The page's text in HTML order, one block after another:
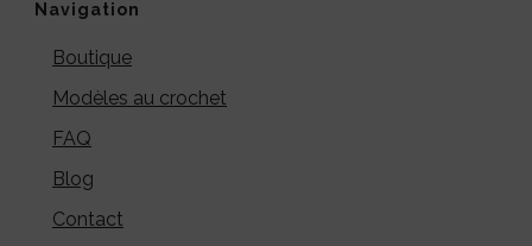
Navigation
Boutique
Modèles au crochet
FAQ
Blog
Contact